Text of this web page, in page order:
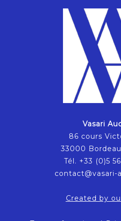
Vasari
86 cours
33000
Tél. +33 (0)5
contact@vasari-
Created by